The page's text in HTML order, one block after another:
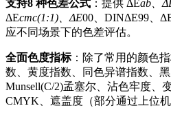
支持8 种色差公式 ：提供 ΔEab、
ΔEcmc(1:1)、ΔE00、DINΔE99、
应不同场景下的色差评估。
全面色度指标：除了常用的颜色
数、黄度指数、同色异谱指数、黑
Munsell(C/2)孟塞尔、沾色牢度、
CMYK、遮盖度（部分通过上位机